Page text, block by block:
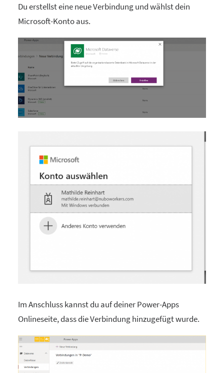
Du erstellst eine neue Verbindung und wählst dein
Microsoft-Konto aus.
Im Anschluss kannst du auf deiner Power-Apps
Onlineseite, dass die Verbindung hinzugefügt wurde.